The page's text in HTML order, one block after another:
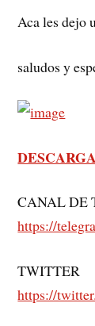
Aca les dejo
saludos y
CANAL DE
https://
TWITTER
https://